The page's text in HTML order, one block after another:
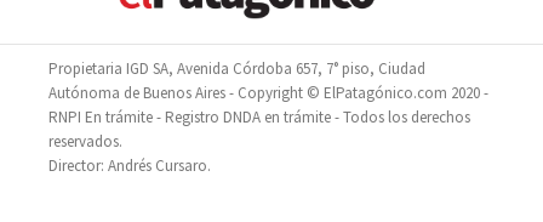
Propietaria IGD SA, Avenida Córdoba 657, 7° piso, Ciudad
Autónoma de Buenos Aires - Copyright © ElPatagónico.com 2020 -
RNPI En trámite - Registro DNDA en trámite - Todos los derechos
reservados.
Director: Andrés Cursaro.